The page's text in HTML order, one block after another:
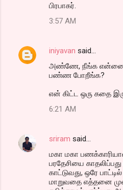
பிரபாகர்.
3:57 AM
iniyavan said…
அண்ணே, நீங்க
பண்ண போறீங்க?
என் கிட்ட ஒரு கதை
6:21 AM
sriram said…
மகா மகா
பரதேசியை காதலிப்பது
காட்டுவது, ஒரே
மாறுவதை எத்தனை